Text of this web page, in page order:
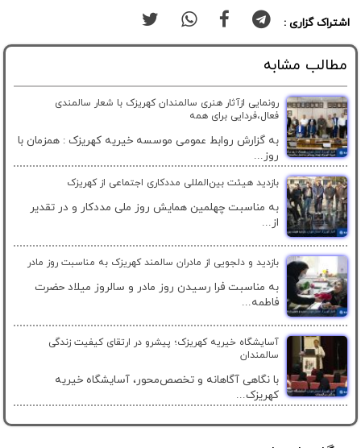
اشتراک گزاری :
مطالب مشابه
رونمایی ازآثار هنری سالمندان کهریزک با شعار سالمندی
فعال،فردایی برای همه
به گزارش روابط عمومی موسسه خیریه کهریزک : همزمان با
روز...
بازدید هیئت بین‌المللی مددکاری اجتماعی از کهریزک
به مناسبت چهلمین همایش روز ملی مددکار و در تقدیر
از...
بازدید و دلجویی از مادران سالمند کهریزک به مناسبت روز مادر
به مناسبت فرا رسیدن روز مادر و سالروز میلاد حضرت
فاطمه...
آسایشگاه خیریه کهریزک؛ پیشرو در ارتقای کیفیت زندگی
سالمندان
با نگاهی آگاهانه و تخصص‌محور، آسایشگاه خیریه
کهریزک...